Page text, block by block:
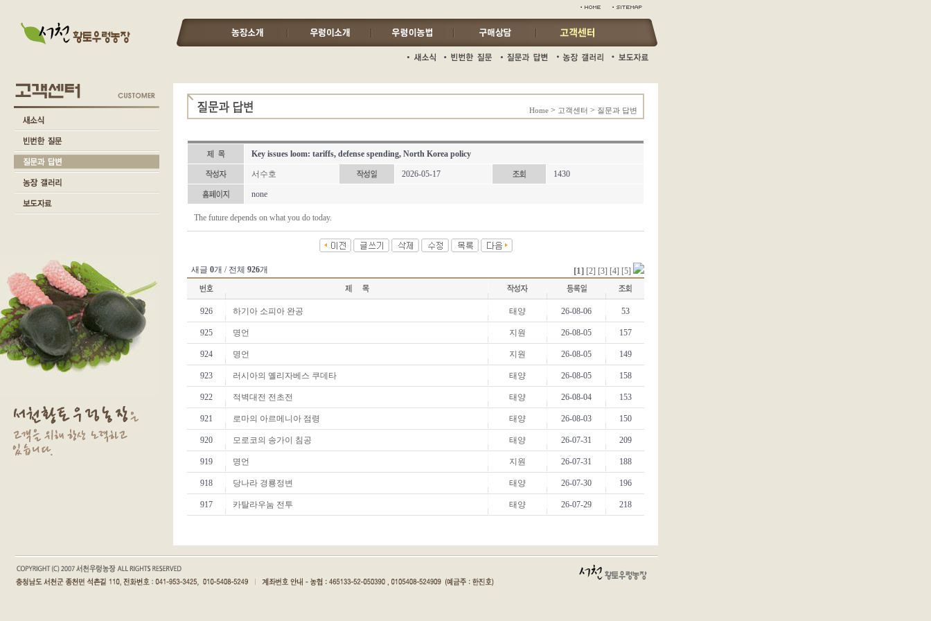
Home > 고객센터 > 질문과 답변
Key issues loom: tariffs, defense spending, North Korea policy
서수호 2026-05-17 1430
none
The future depends on what you do today.
새글 0개 / 전체 926개 [1] [2] [3] [4] [5]
926 하기아 소피아 완공 태양 26-08-06 53
925 명언 지원 26-08-05 157
924 명언 지원 26-08-05 149
923 러시아의 옐리자베스 쿠데타 태양 26-08-05 158
922 적벽대전 전초전 태양 26-08-04 153
921 로마의 아르메니아 점령 태양 26-08-03 150
920 모로코의 송가이 침공 태양 26-07-31 209
919 명언 지원 26-07-31 188
918 당나라 경룡정변 태양 26-07-30 196
917 카탈라우눔 전투 태양 26-07-29 218